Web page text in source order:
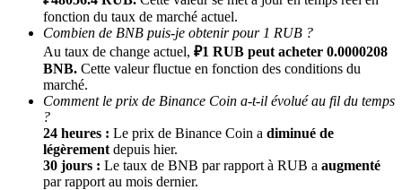
Deposit CASHCAT & Win
fonction du taux de marché actuel.
Combien de BNB puis-je obtenir pour 1 RUB ?
Au taux de change actuel, ₽1 RUB peut acheter 0.0000208
BNB. Cette valeur fluctue en fonction des conditions du
marché.
Comment le prix de Binance Coin a-t-il évolué au fil du temps
?
24 heures : Le prix de Binance Coin a diminué de
légèrement depuis hier.
30 jours : Le taux de BNB par rapport à RUB a augmenté
par rapport au mois dernier.